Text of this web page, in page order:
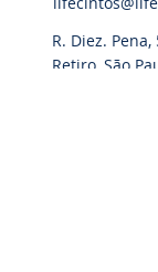
R. Diez.
Retiro, São